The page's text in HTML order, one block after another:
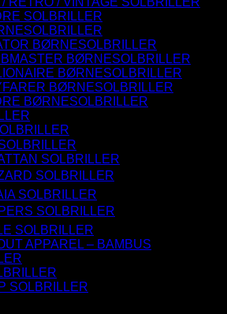
SOLBRILLER
BØRNESOLBRILLER
BØRNESOLBRILLER
BØRNESOLBRILLER
BØRNESOLBRILLER
BØRNESOLBRILLER
SOLBRILLER
SOLBRILLER
SOLBRILLER
SOLBRILLER
SOLBRILLER
APPAREL – BAMBUS
SOLBRILLER